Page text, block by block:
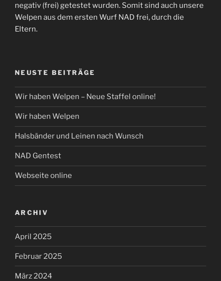
negativ (frei) getestet wurden. Somit sind auch unsere
Welpen aus dem ersten Wurf NAD frei, durch die
Eltern.
NEUSTE BEITRÄGE
Wir haben Welpen – Neue Staffel online!
Wir haben Welpen
Halsbänder und Leinen nach Wunsch
NAD Gentest
Webseite online
ARCHIV
April 2025
Februar 2025
März 2024